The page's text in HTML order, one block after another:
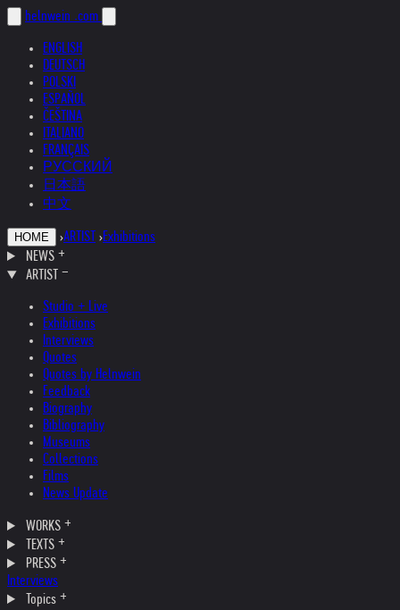
helnwein .com
ENGLISH
DEUTSCH
POLSKI
ESPAÑOL
ČEŠTINA
ITALIANO
FRANÇAIS
РУССКИЙ
日本語
中文
HOME ›ARTIST ›Exhibitions
NEWS
ARTIST
Studio + Live
Exhibitions
Interviews
Quotes
Quotes by Helnwein
Feedback
Biography
Bibliography
Museums
Collections
Films
News Update
WORKS
TEXTS
PRESS
Interviews
Topics